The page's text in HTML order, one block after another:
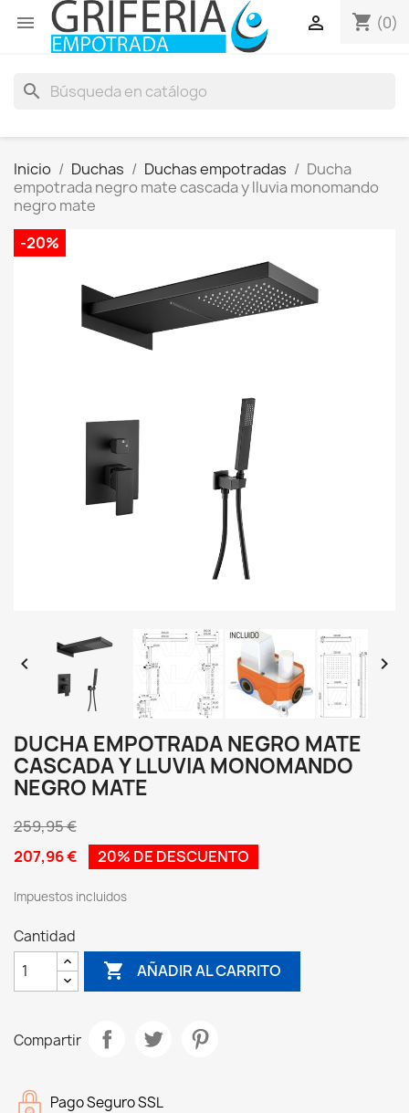
 shopping_cart (0)

search
Inicio Duchas Duchas empotradas
Ducha
empotrada negro mate cascada y lluvia monomando
negro mate
-20%
 
DUCHA EMPOTRADA NEGRO MATE
CASCADA Y LLUVIA MONOMANDO
NEGRO MATE
259,95 €
207,96 €
20% DE DESCUENTO
Impuestos incluidos
Cantidad
 AÑADIR AL CARRITO
Compartir
Pago Seguro SSL